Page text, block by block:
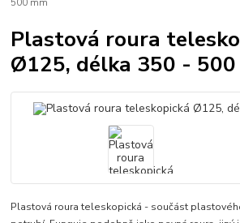
500 mm
Plastová roura
Ø125, délka 350 - 500
Plastová roura teleskopická - součást